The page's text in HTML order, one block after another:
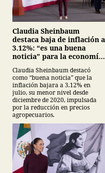
Claudia Sheinbaum
destaca baja de inflación a
3.12%: “es una buena
noticia” para la economía
Claudia Sheinbaum destacó
como “buena noticia” que la
inflación bajara a 3.12% en
julio, su menor nivel desde
diciembre de 2020, impulsada
por la reducción en precios
agropecuarios.